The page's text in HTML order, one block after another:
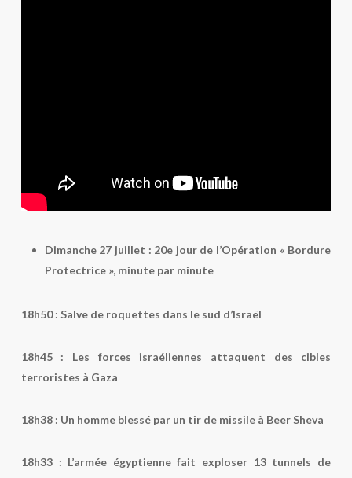
Dimanche 27 juillet : 20e jour de l’Opération « Bordure
Protectrice », minute par minute
18h50 : Salve de roquettes dans le sud d’Israël
18h45 : Les forces israéliennes attaquent des cibles
terroristes à Gaza
18h38 : Un homme blessé par un tir de missile à Beer Sheva
18h33 : L’armée égyptienne fait exploser 13 tunnels de